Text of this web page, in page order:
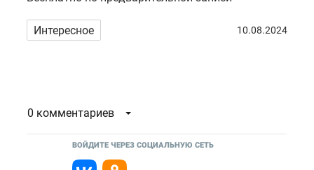
Интересное 10.08.2024
0 комментариев
ВОЙДИТЕ ЧЕРЕЗ СОЦИАЛЬНУЮ СЕТЬ